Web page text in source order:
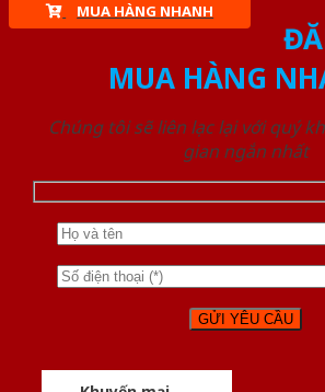
MUA HÀNG NHANH
MUA HÀNG
Chúng tôi sẽ liên lạc lại với quý
gian ngắn nhất